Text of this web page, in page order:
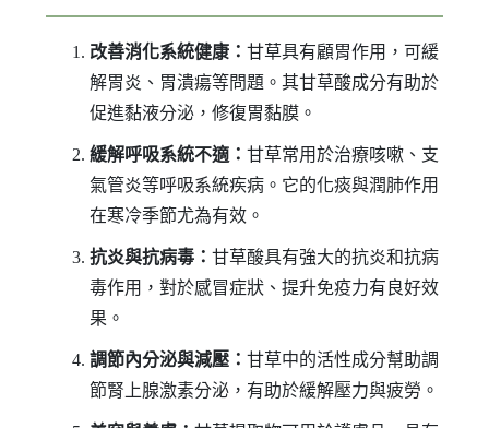
改善消化系統健康： 甘草具有顧胃作用，可緩
解胃炎、胃潰瘍等問題。其甘草酸成分有助於
促進黏液分泌，修復胃黏膜。
緩解呼吸系統不適： 甘草常用於治療咳嗽、支
氣管炎等呼吸系統疾病。它的化痰與潤肺作用
在寒冷季節尤為有效。
抗炎與抗病毒： 甘草酸具有強大的抗炎和抗病
毒作用，對於感冒症狀、提升免疫力有良好效
果。
調節內分泌與減壓： 甘草中的活性成分幫助調
節腎上腺激素分泌，有助於緩解壓力與疲勞。